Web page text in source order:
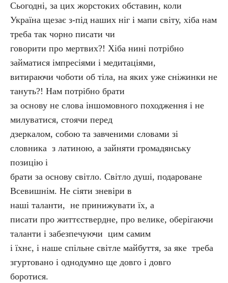
Сьогодні, за цих жорстоких обставин, коли
Україна щезає з-під наших ніг і мапи світу, хіба нам
треба так чорно писати чи
говорити про мертвих?! Хіба нині потрібно
займатися імпресіями і медитаціями,
витираючи чоботи об тіла, на яких уже сніжинки не
тануть?! Нам потрібно брати
за основу не слова іншомовного походження і не
милуватися, стоячи перед
дзеркалом, собою та завченими словами зі
словника з латиною, а зайняти громадянську
позицію і
брати за основу світло. Світло душі, подароване
Всевишнім. Не сіяти зневіри в
наші таланти, не принижувати їх, а
писати про життєствердне, про велике, оберігаючи
таланти і забезпечуючи цим самим
і їхнє, і наше спільне світле майбуття, за яке треба
згуртовано і однодумно ще довго і довго
боротися.